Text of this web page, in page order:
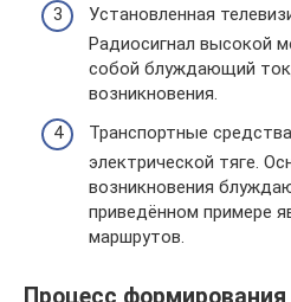
Установленная
Радиосигнал высокой
собой блуждающий ток,
возникновения.
Транспортные
электрической тяге.
возникновения
приведённом примере
маршрутов.